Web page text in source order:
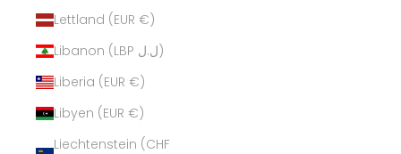
Lettland (EUR €)
Libanon (LBP ل.ل)
Liberia (EUR €)
Libyen (EUR €)
Liechtenstein (CHF